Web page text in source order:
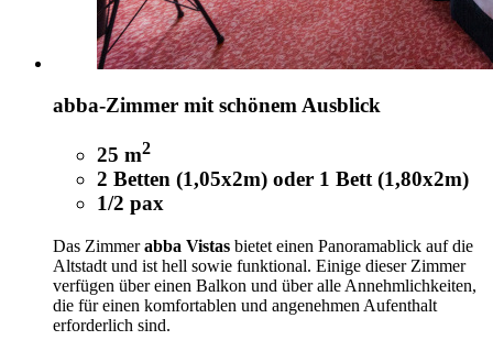
abba-Zimmer mit schönem Ausblick
25 m2
2 Betten (1,05x2m) oder 1 Bett (1,80x2m)
1/2 pax
Das Zimmerabba Vistas bietet einen Panoramablick auf die
Altstadt und ist hell sowie funktional. Einige dieser Zimmer
verfügen über einen Balkon und über alle Annehmlichkeiten,
die für einen komfortablen und angenehmen Aufenthalt
erforderlich sind.